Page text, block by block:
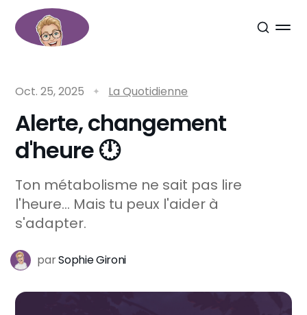
Oct. 25, 2025 La Quotidienne
Alerte, changement
d'heure 🕛
Ton métabolisme ne sait pas lire
l'heure... Mais tu peux l'aider à
s'adapter.
parSophie Gironi